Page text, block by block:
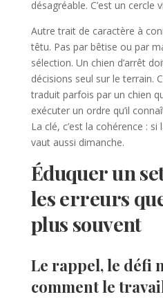
désagréable. C’est un cercle
Autre trait de caractère à
têtu. Pas par bêtise ou par
sélection. Un chien d’arrêt
décisions seul sur le terrain.
traduit parfois par un chien
exécuter un ordre qu’il
La clé, c’est la cohérence :
vaut aussi dimanche.
Éduquer un
les erreurs
plus souvent
Le rappel, le défi
comment le